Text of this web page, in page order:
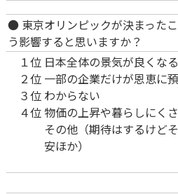
● 東京オリンピックが決まった
う影響すると思いますか？
１位
２位
３位
４位
日本全体の景気が良くな
一部の企業だけが恩恵に
わからない
物価の上昇や暮らしにく
その他（期待はするけど
安ほか）